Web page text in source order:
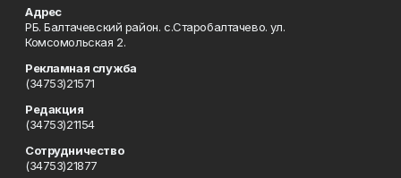
Адрес
РБ. Балтачевский район. с.Старобалтачево. ул.
Комсомольская 2.
Рекламная служба
(34753)21571
Редакция
(34753)21154
Сотрудничество
(34753)21877